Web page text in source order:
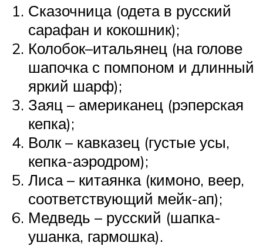
Сказочница (одета в русский
сарафан и кокошник);
Колобок–итальянец (на голове
шапочка с помпоном и длинный
яркий шарф);
Заяц – американец (рэперская
кепка);
Волк – кавказец (густые усы,
кепка-аэродром);
Лиса – китаянка (кимоно, веер,
соответствующий мейк-ап);
Медведь – русский (шапка-
ушанка, гармошка).